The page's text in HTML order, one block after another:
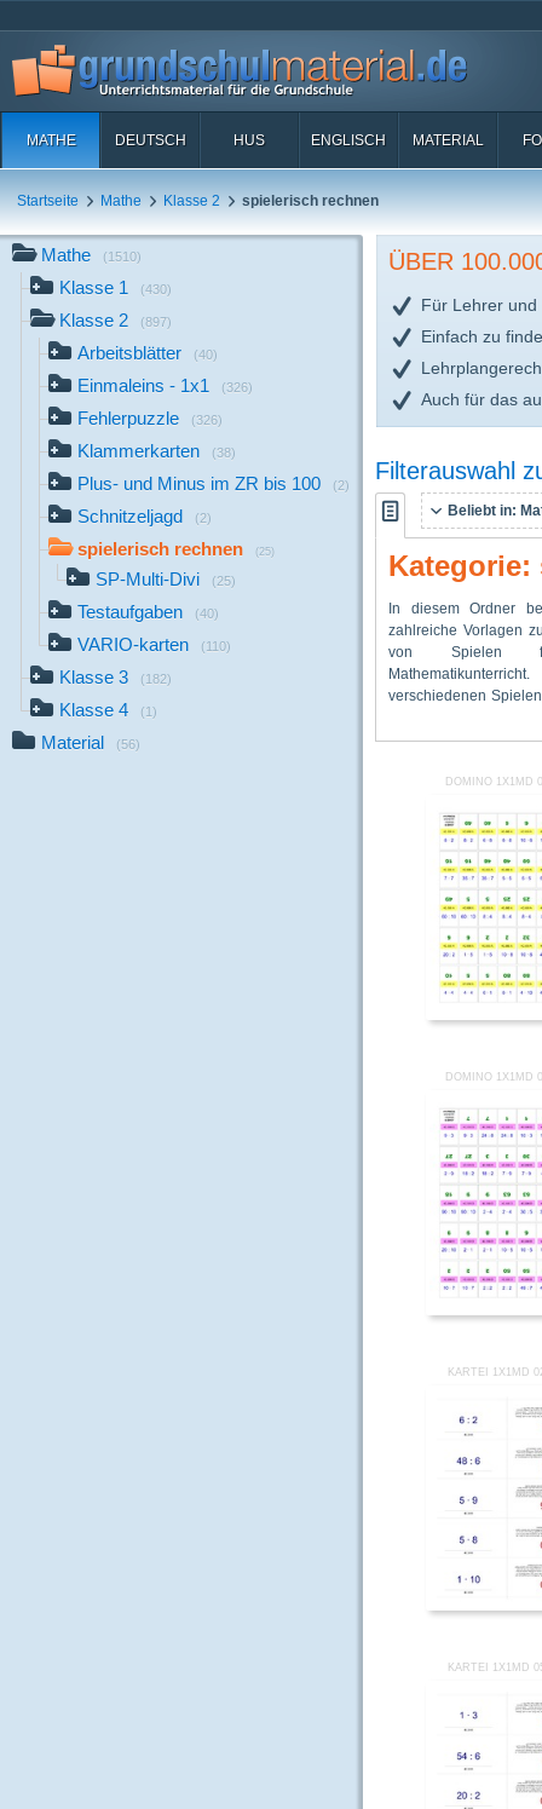
MATHE DEUTSCH HUS ENGLISCH MATERIAL
Startseite Mathe Klasse 2 spielerisch rechnen
Mathe (1510)
Klasse 1 (430)
Klasse 2 (897)
Arbeitsblätter (40)
Einmaleins - 1x1 (326)
Fehlerpuzzle (326)
Klammerkarten (38)
Plus- und Minus im ZR bis 100 (2)
Schnitzeljagd (2)
spielerisch rechnen (25)
SP-Multi-Divi (25)
Testaufgaben (40)
VARIO-karten (110)
Klasse 3 (182)
Klasse 4 (1)
Material (56)
ÜBER
Für Lehrer und
Einfach zu
Auch für das
Filterauswahl
Beliebt in:
In diesem Ordner
zahlreiche Vorlagen
von Spielen
verschiedenen
Grundrechenarten im
bis 100 in
Gruppenarbeiten
motivierend eingeübt
gibt u.a. Spiele zu
„Memory“, „Puzzle“,
„Bingo“,
„Triomino“,
DOMINO 1X1MD
DOMINO 1X1MD
KARTEI 1X1MD
KARTEI 1X1MD